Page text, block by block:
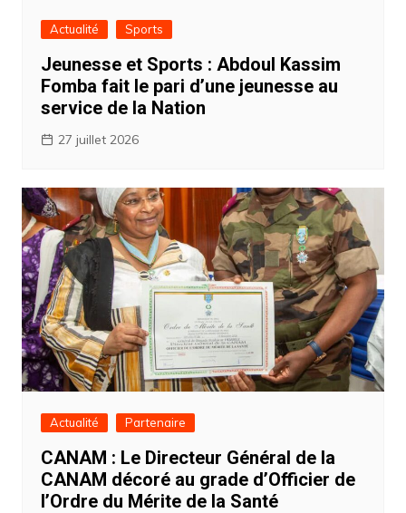
Actualité Sports
Jeunesse et Sports : Abdoul Kassim
Fomba fait le pari d’une jeunesse au
service de la Nation ‎
27 juillet 2026
Actualité Partenaire
CANAM : Le Directeur Général de la
CANAM décoré au grade d’Officier de
l’Ordre du Mérite de la Santé